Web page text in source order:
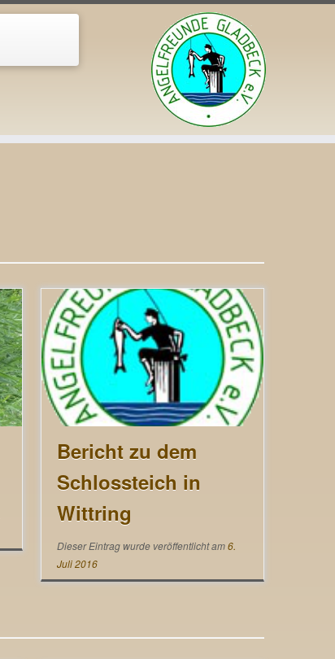
Bericht zu dem
Schlossteich in
Wittring
Dieser Eintrag wurde veröffentlicht am6.
Juli 2016